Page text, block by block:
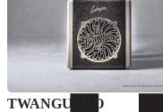
TWANGUERO